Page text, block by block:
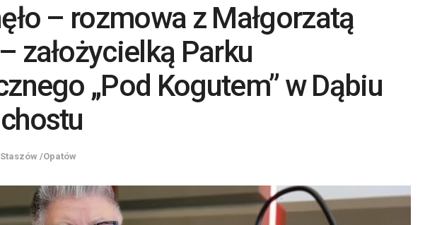
– rozmowa z Małgorzatą
założycielką Parku
„Pod Kogutem” w Dąbiu
/Opatów